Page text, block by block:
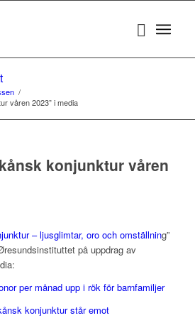
/
våren 2023” i media
konjunktur våren
– ljusglimtar, oro och omställning”
på uppdrag av
per månad upp i rök för barnfamiljer
konjunktur står emot